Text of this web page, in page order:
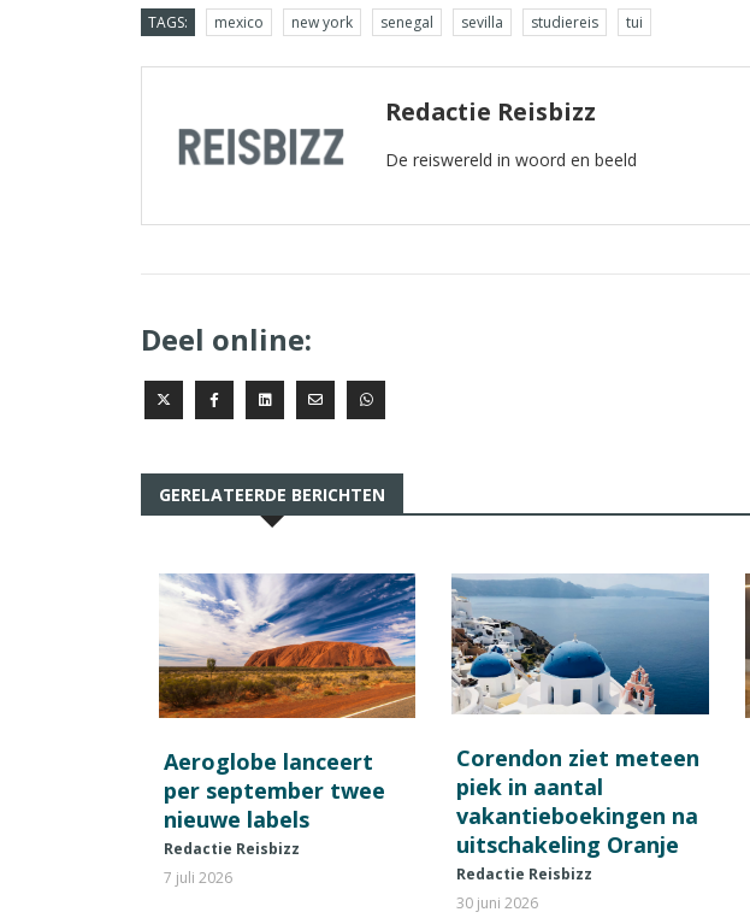
TAGS: mexico new york senegal sevilla studiereis tui
Redactie Reisbizz
De reiswereld in woord en beeld
Deel online:
GERELATEERDE BERICHTEN
Aeroglobe lanceert
per september twee
nieuwe labels
Redactie Reisbizz
7 juli 2026
Corendon ziet meteen
piek in aantal
vakantieboekingen na
uitschakeling Oranje
Redactie Reisbizz
30 juni 2026